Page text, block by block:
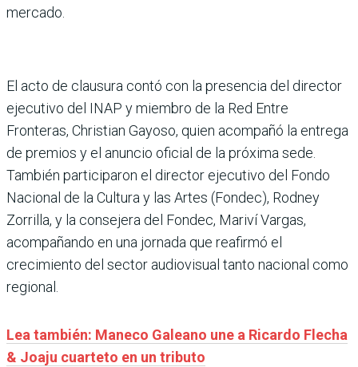
mercado.
El acto de clausura contó con la presencia del director
ejecutivo del INAP y miembro de la Red Entre
Fronteras, Christian Gayoso, quien acompañó la entrega
de premios y el anuncio oficial de la próxima sede.
También participaron el director ejecutivo del Fondo
Nacional de la Cultura y las Artes (Fondec), Rodney
Zorrilla, y la consejera del Fondec, Mariví Vargas,
acompañando en una jornada que reafirmó el
crecimiento del sector audiovisual tanto nacional como
regional.
Lea también: Maneco Galeano une a Ricardo Flecha
& Joaju cuarteto en un tributo